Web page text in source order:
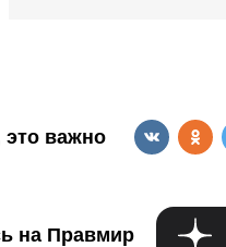
это важно
на Правмир